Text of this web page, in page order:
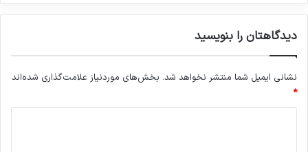
تخت بیمارستانی،
ن
دیدگاهتان را بنویسید
نشانی ایمیل شما منتشر نخواهد شد. بخش‌های موردنیاز علامت‌گذاری شده‌اند
*